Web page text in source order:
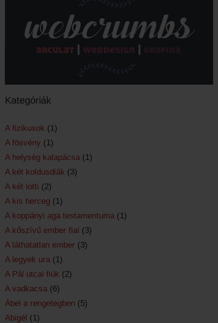
Kategóriák
A fizikusok (1)
A fösvény (1)
A helység kalapácsa (1)
A két koldusdiák (3)
A két lotti (2)
A kis herceg (1)
A koppányi aga testamentuma (1)
A kőszívű ember fiai (3)
A láthatatlan ember (3)
A legyek ura (1)
A Pál utcai fiúk (2)
A vadkacsa (6)
Ábel a rengetegben (5)
Abigél (1)